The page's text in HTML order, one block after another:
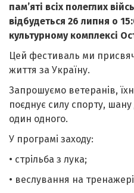
пам’яті всіх полеглих
відбудеться 26 липня о
культурному комплексі
Цей фестиваль ми
життя за Україну.
Запрошуємо ветеранів,
поєднує силу спорту, шану
один одного.
У програмі заходу:
• стрільба з лука;
• веслування на